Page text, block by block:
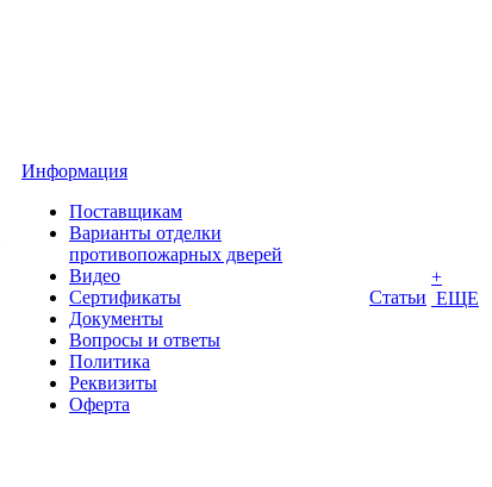
Информация
Поставщикам
Варианты отделки
противопожарных дверей
Видео
Сертификаты
Документы
Вопросы и ответы
Политика
Реквизиты
Оферта
Статьи
+
ЕЩЕ